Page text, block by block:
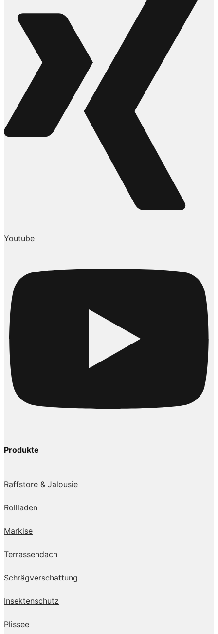
Youtube
Produkte
Raffstore & Jalousie
Rollladen
Markise
Terrassendach
Schrägverschattung
Insektenschutz
Plissee